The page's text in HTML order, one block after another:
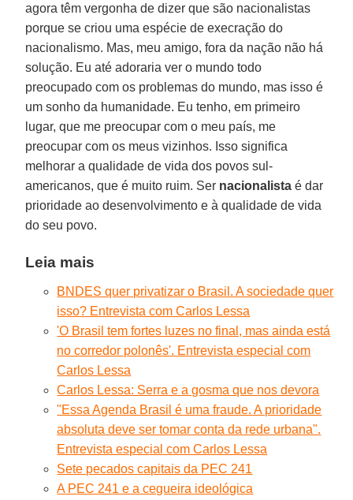
agora têm vergonha de dizer que são nacionalistas
porque se criou uma espécie de execração do
nacionalismo. Mas, meu amigo, fora da nação não há
solução. Eu até adoraria ver o mundo todo
preocupado com os problemas do mundo, mas isso é
um sonho da humanidade. Eu tenho, em primeiro
lugar, que me preocupar com o meu país, me
preocupar com os meus vizinhos. Isso significa
melhorar a qualidade de vida dos povos sul-
americanos, que é muito ruim. Ser nacionalista é dar
prioridade ao desenvolvimento e à qualidade de vida
do seu povo.
Leia mais
BNDES quer privatizar o Brasil. A sociedade quer
isso? Entrevista com Carlos Lessa
'O Brasil tem fortes luzes no final, mas ainda está
no corredor polonês'. Entrevista especial com
Carlos Lessa
Carlos Lessa: Serra e a gosma que nos devora
"Essa Agenda Brasil é uma fraude. A prioridade
absoluta deve ser tomar conta da rede urbana".
Entrevista especial com Carlos Lessa
Sete pecados capitais da PEC 241
A PEC 241 e a cegueira ideológica